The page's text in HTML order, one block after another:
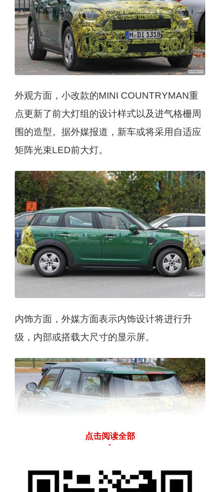
外观方面，小改款的MINI COUNTRYMAN重
点更新了前大灯组的设计样式以及进气格栅周
围的造型。据外媒报道，新车或将采用自适应
矩阵光束LED前大灯。
内饰方面，外媒方面表示内饰设计将进行升
级，内部或搭载大尺寸的显示屏。
点击阅读全部